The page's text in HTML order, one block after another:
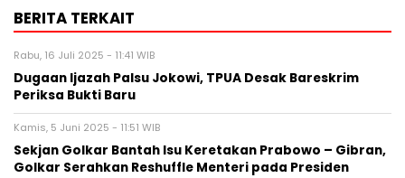
BERITA TERKAIT
Rabu, 16 Juli 2025 - 11:41 WIB
Dugaan Ijazah Palsu Jokowi, TPUA Desak Bareskrim
Periksa Bukti Baru
Kamis, 5 Juni 2025 - 11:51 WIB
Sekjan Golkar Bantah Isu Keretakan Prabowo – Gibran,
Golkar Serahkan Reshuffle Menteri pada Presiden